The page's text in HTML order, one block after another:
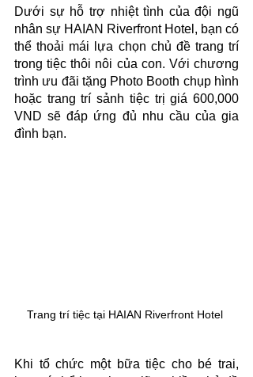
Dưới sự hỗ trợ nhiệt tình của đội ngũ
nhân sự HAIAN Riverfront Hotel, bạn có
thể thoải mái lựa chọn chủ đề trang trí
trong tiệc thôi nôi của con. Với chương
trình ưu đãi tặng Photo Booth chụp hình
hoặc trang trí sảnh tiệc trị giá 600,000
VND sẽ đáp ứng đủ nhu cầu của gia
đình bạn.
Trang trí tiệc tại HAIAN Riverfront Hotel
Khi tổ chức một bữa tiệc cho bé trai,